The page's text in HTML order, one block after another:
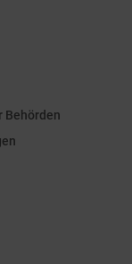
Behörden